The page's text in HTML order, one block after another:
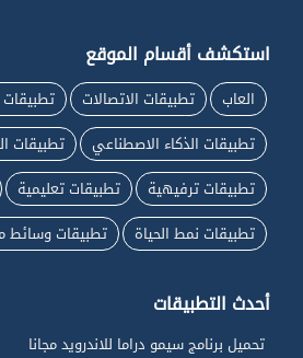
استكشف أقسام الموقع
العاب تطبيقات الاتصالات
تطبيقات الذكاء الاصطناعي
تطبيقات
تطبيقات ترفيهية
تطبيقات تعليمية
تطبيقات نمط الحياة
تطبيقات وسائط
أحدث التطبيقات
تحميل برنامج سيمو دراما للاندرويد مجانا